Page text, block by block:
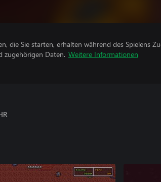
die Sie starten, erhalten während des Spielens
zugehörigen Daten. Weitere Informationen